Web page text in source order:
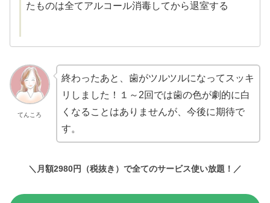
たものは全てアルコール消毒してから退室する
てんころ
終わったあと、歯がツルツルになってスッキ
リしました！１～2回では歯の色が劇的に白
くなることはありませんが、今後に期待で
す。
＼月額2980円（税抜き）で全てのサービス使い放題！／